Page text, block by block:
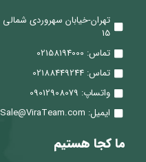
15
تماس: 02158194000
تماس: 02188449244
واتساپ: 09012908079
ایمیل: Sale@ViraTeam.com
ما کجا هستیم